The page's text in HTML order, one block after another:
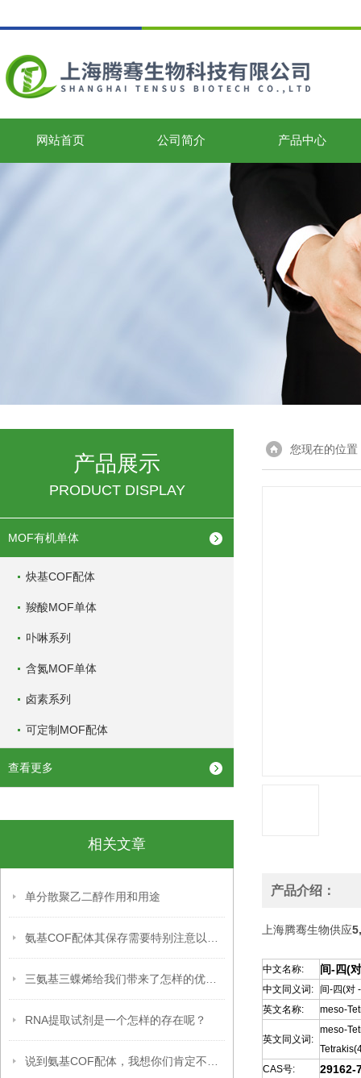
网站首页 公司简介 产品中心
产品展示
PRODUCT DISPLAY
MOF有机单体
炔基COF配体
羧酸MOF单体
卟啉系列
含氮MOF单体
卤素系列
可定制MOF配体
查看更多
相关文章
单分散聚乙二醇作用和用途
RNA提取试剂是一个怎样的存在呢？
您现在的位置
产品介绍：
上海腾骞生物供应
中文名称: 间-四(
中文同义词: 间-四(对
英文名称:
meso-
英文同义词:
meso-
CAS号:
29162-